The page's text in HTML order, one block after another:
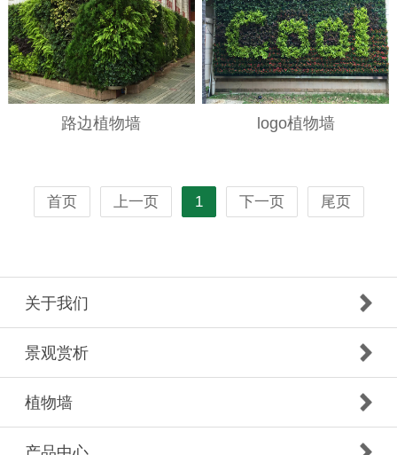
路边植物墙 logo植物墙
首页 上一页 1 下一页 尾页
关于我们
景观赏析
植物墙